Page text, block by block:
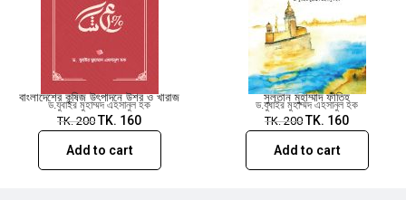
বাংলাদেশের কৃষিজ উৎপাদনে উশর ও খারাজ
ড.যুবাইর মুহাম্মদ এহসানুল হক
TK.200 TK. 160
Add to cart
সুলতান মুহাম্মাদ ফাতিহ
ড.যুবাইর মুহাম্মদ এহসানুল হক
TK.200 TK. 160
Add to cart